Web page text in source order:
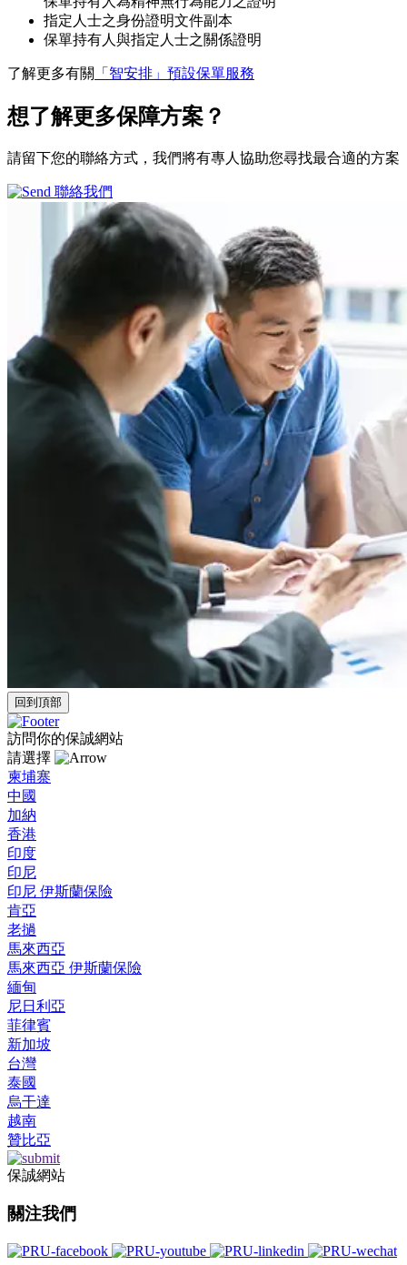
指定人士之身份證明文件副本
保單持有人與指定人士之關係證明
了解更多有關 「智安排」預設保單服務
想了解更多保障方案？
請留下您的聯絡方式，我們將有專人協助您尋找最合適的方案
聯絡我們
回到頂部
訪問你的保誠網站
請選擇
柬埔寨
中國
加納
香港
印度
印尼
印尼 伊斯蘭保險
肯亞
老撾
馬來西亞
馬來西亞 伊斯蘭保險
緬甸
尼日利亞
菲律賓
新加坡
台灣
泰國
烏干達
越南
贊比亞
保誠網站
關注我們